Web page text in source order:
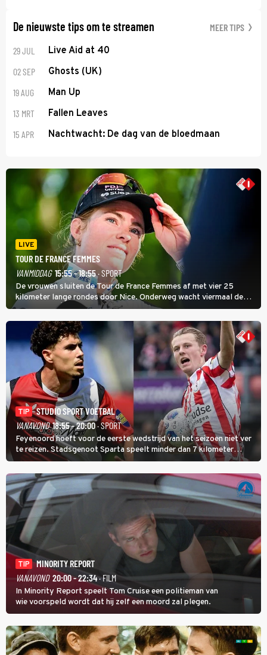
De nieuwste tips om te streamen MEER TIPS
29 JUL Live Aid at 40
02 SEP Ghosts (UK)
19 AUG Man Up
13 MRT Fallen Leaves
15 APR Nachtwacht: De dag van de bloedmaan
LIVE
TOUR DE FRANCE FEMMES
VANMIDDAG 15:55 - 18:55· SPORT
De vrouwen sluiten de Tour de France Femmes af met vier 25
kilometer lange rondes door Nice. Onderweg wacht viermaal de
zware Col d'Èze. Aan de finish op de Promenade des Anglais krijgt
de eindwinnaar de laatste gele trui.
TIP
STUDIO SPORT VOETBAL
VANAVOND 18:55 - 20:00· SPORT
Feyenoord hoeft voor de eerste wedstrijd van het seizoen niet ver
te reizen. Stadsgenoot Sparta speelt minder dan 7 kilometer
verderop. Feyenoord trok de Spaanse spits Nacho Ferri aan van
KVC Westerlo uit België.
TIP
MINORITY REPORT
VANAVOND 20:00 - 22:34· FILM
In Minority Report speelt Tom Cruise een politieman van
wie voorspeld wordt dat hij zelf een moord zal plegen.